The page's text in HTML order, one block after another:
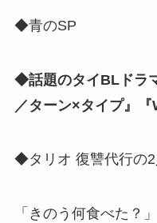
◆青のSP
◆話題のタイBLドラ
／ターン×タイプ』
◆タリオ 復讐代行の2
「きのう何食べた？」